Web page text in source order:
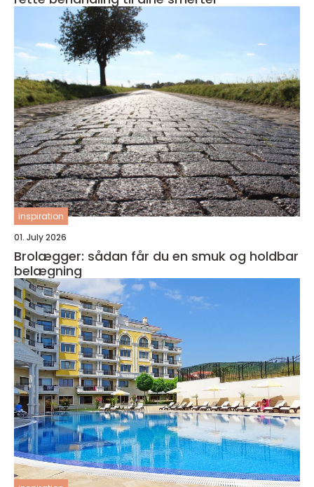
inspiration
01. July 2026
Brolægger: sådan får du en smuk og holdbar
belægning